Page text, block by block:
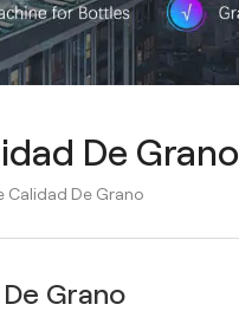
De Grano
Calidad De Grano
Grano